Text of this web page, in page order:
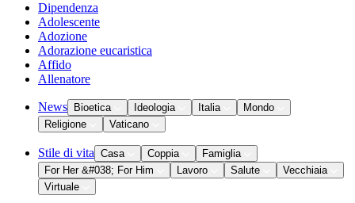
Dipendenza
Adolescente
Adozione
Adorazione eucaristica
Affido
Allenatore
News Bioetica Ideologia Italia
Mondo
Religione
Vaticano
Stile di vita Casa Coppia
Famiglia
For Her &#038; For Him
Lavoro Salute
Vecchiaia
Virtuale